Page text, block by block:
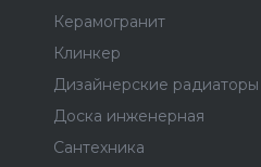
Керамогранит
Клинкер
Дизайнерские радиаторы
Доска инженерная
Сантехника